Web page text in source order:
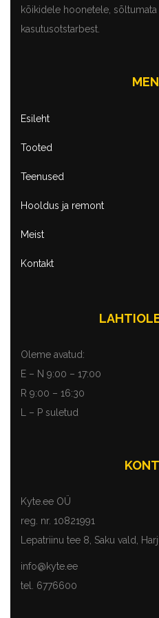
kõikidele hoonetele,
kasutusotstarbest.
Esileht
Tooted
Teenused
Hooldus ja remont
Meist
Kontakt
Oleme avatud:
E – N 9:00 – 17:00
R 9:00 – 16:30
L – P suletud
Kyte.ee OÜ
reg. nr. 10821991
Lepatriinu tee 8, Saku vald,
info@kyte.ee
tel. 6776600